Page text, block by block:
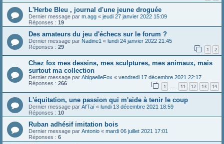
L'Herbe Bleu , journal d'une jeune droguée
Dernier message par m.agg « jeudi 27 janvier 2022 15:09
Réponses : 19
Des amateurs du jeu d'échecs sur le forum ?
Dernier message par Nadine1 « lundi 24 janvier 2022 21:45
Réponses : 29 1 2
Chez fox mes dessins, mes sculptures, mes animaux, mais
surtout ma collection
Dernier message par AbigaelleFox « vendredi 17 décembre 2021 22:17
Réponses : 266 1 … 11 12 13 14
L'équitation, une passion qui m'aide à tenir le coup
Dernier message par Al'Taï « lundi 13 décembre 2021 18:59
Réponses : 10
Ruban adhésif imitation bois
Dernier message par Antonio « mardi 06 juillet 2021 17:01
Réponses : 6